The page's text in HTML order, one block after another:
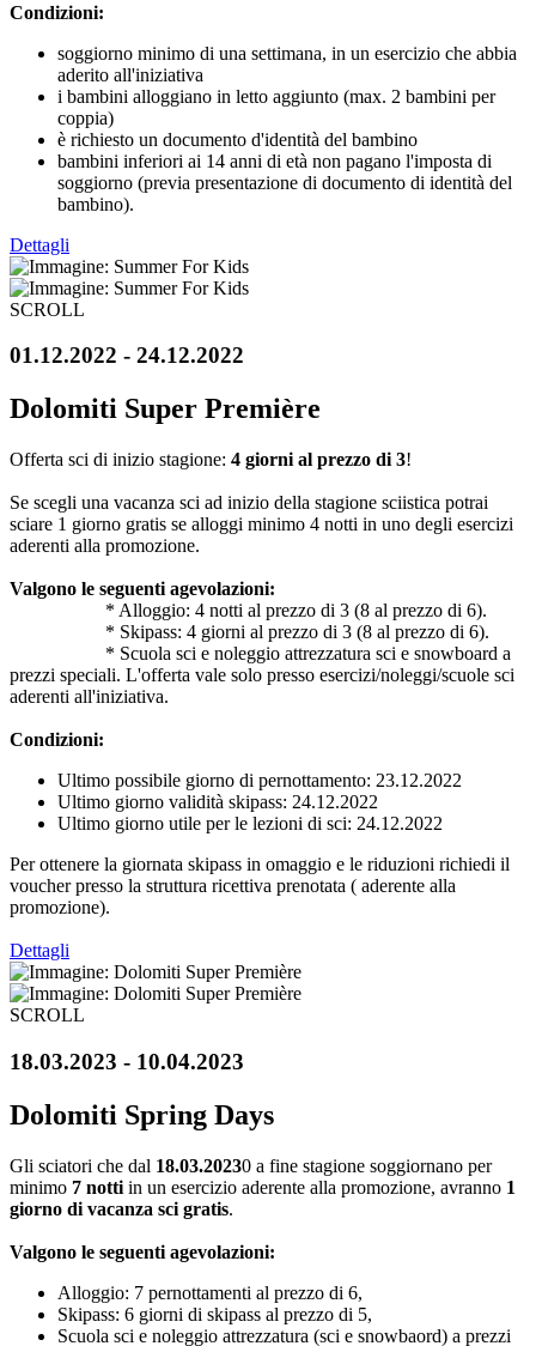
Condizioni:
soggiorno minimo di una settimana, in un esercizio che abbia
aderito all'iniziativa
i bambini alloggiano in letto aggiunto (max. 2 bambini per
coppia)
è richiesto un documento d'identità del bambino
bambini inferiori ai 14 anni di età non pagano l'imposta di
soggiorno (previa presentazione di documento di identità del
bambino).
Dettagli
SCROLL
01.12.2022 - 24.12.2022
Dolomiti Super Première
Offerta sci di inizio stagione: 4 giorni al prezzo di 3!
Se scegli una vacanza sci ad inizio della stagione sciistica potrai
sciare 1 giorno gratis se alloggi minimo 4 notti in uno degli esercizi
aderenti alla promozione.
Valgono le seguenti agevolazioni:
* Alloggio: 4 notti al prezzo di 3 (8 al prezzo di 6).
* Skipass: 4 giorni al prezzo di 3 (8 al prezzo di 6).
* Scuola sci e noleggio attrezzatura sci e snowboard a
prezzi speciali. L'offerta vale solo presso esercizi/noleggi/scuole sci
aderenti all'iniziativa.
Condizioni:
Ultimo possibile giorno di pernottamento: 23.12.2022
Ultimo giorno validità skipass: 24.12.2022
Ultimo giorno utile per le lezioni di sci: 24.12.2022
Per ottenere la giornata skipass in omaggio e le riduzioni richiedi il
voucher presso la struttura ricettiva prenotata ( aderente alla
promozione).
Dettagli
SCROLL
18.03.2023 - 10.04.2023
Dolomiti Spring Days
Gli sciatori che dal 18.03.20230 a fine stagione soggiornano per
minimo 7 notti in un esercizio aderente alla promozione, avranno 1
giorno di vacanza sci gratis.
Valgono le seguenti agevolazioni:
Alloggio: 7 pernottamenti al prezzo di 6,
Skipass: 6 giorni di skipass al prezzo di 5,
Scuola sci e noleggio attrezzatura (sci e snowbaord) a prezzi